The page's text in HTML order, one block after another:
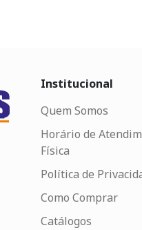
Institucional
Quem Somos
Horário de
Física
Política de
Como Comprar
Catálogos